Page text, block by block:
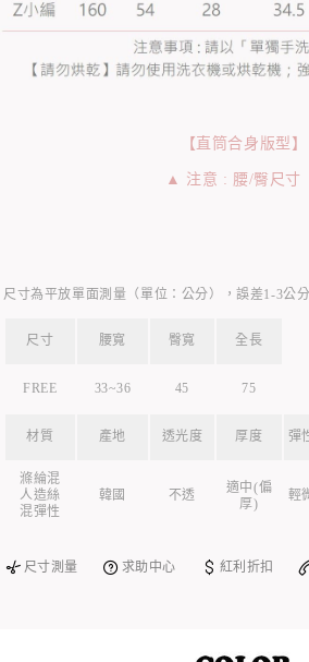
【直筒合身版型】
▲ 注意 : 腰/臀尺寸
尺寸為平放單面測量（單位：公分），誤差1-3公
尺寸 腰寬 臀寬 全長
FREE 33~36 45 75
材質 產地 透光度 厚度 彈
滌綸混
人造絲
混彈性
韓國 不透
適中(偏
厚)
輕
尺寸測量 求助中心 紅利折扣